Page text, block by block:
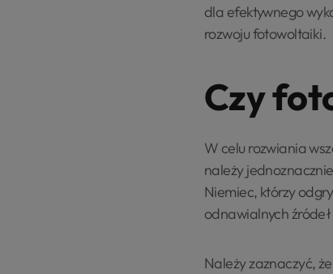
dla efektywnego
rozwoju fotowoltaiki.
Czy
W celu rozwiania
należy
Niemiec, którzy
odnawialnych
Należy zaznaczyć,